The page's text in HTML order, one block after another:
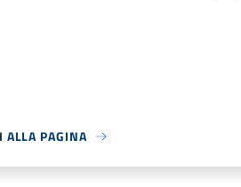
ALLA PAGINA